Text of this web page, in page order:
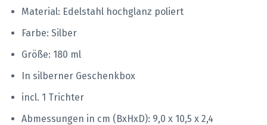
Material: Edelstahl hochglanz poliert
Farbe: Silber
Größe: 180 ml
In silberner Geschenkbox
incl. 1 Trichter
Abmessungen in cm (BxHxD): 9,0 x 10,5 x 2,4